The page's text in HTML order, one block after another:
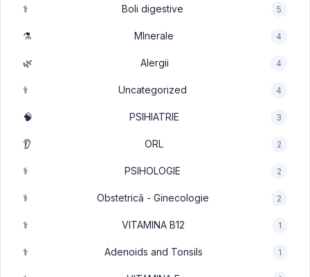
⚕️ Boli digestive 5
⚗️ MInerale 4
🌿 Alergii 4
⚕️ Uncategorized 4
🧠 PSIHIATRIE 3
👂 ORL 2
⚕️ PSIHOLOGIE 2
⚕️ Obstetrică - Ginecologie 2
⚕️ VITAMINA B12 1
⚕️ Adenoids and Tonsils 1